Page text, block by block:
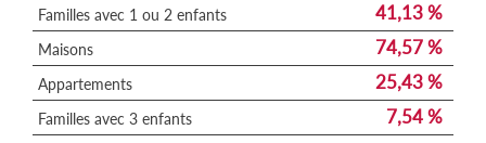
Familles avec 1 ou 2 enfants 41,13 %
Maisons 74,57 %
Appartements 25,43 %
Familles avec 3 enfants 7,54 %